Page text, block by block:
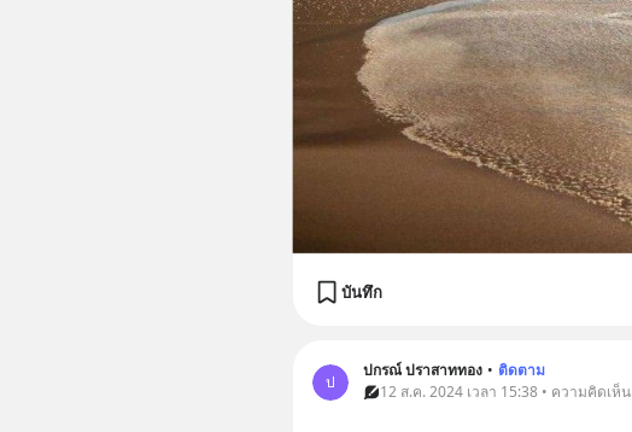
บันทึก
ป
ปกรณ์ ปราสาททอง • ติดตาม
12 ส.ค. 2024 เวลา 15:38 • ความคิดเห็น